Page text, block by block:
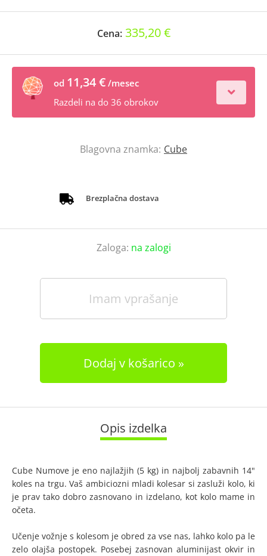
Cena: 335,20 €
od 11,34 € /mesec
Razdeli na do 36 obrokov
Blagovna znamka: Cube
Brezplačna dostava
Zaloga: na zalogi
Imam vprašanje
Dodaj v košarico
Opis izdelka
Cube Numove je eno najlažjih (5 kg) in najbolj zabavnih 14"
koles na trgu. Vaš ambiciozni mladi kolesar si zasluži kolo, ki
je prav tako dobro zasnovano in izdelano, kot kolo mame in
očeta.
Učenje vožnje s kolesom je obred za vse nas, lahko kolo pa le
zelo olajša postopek. Posebej zasnovan aluminijast okvir in